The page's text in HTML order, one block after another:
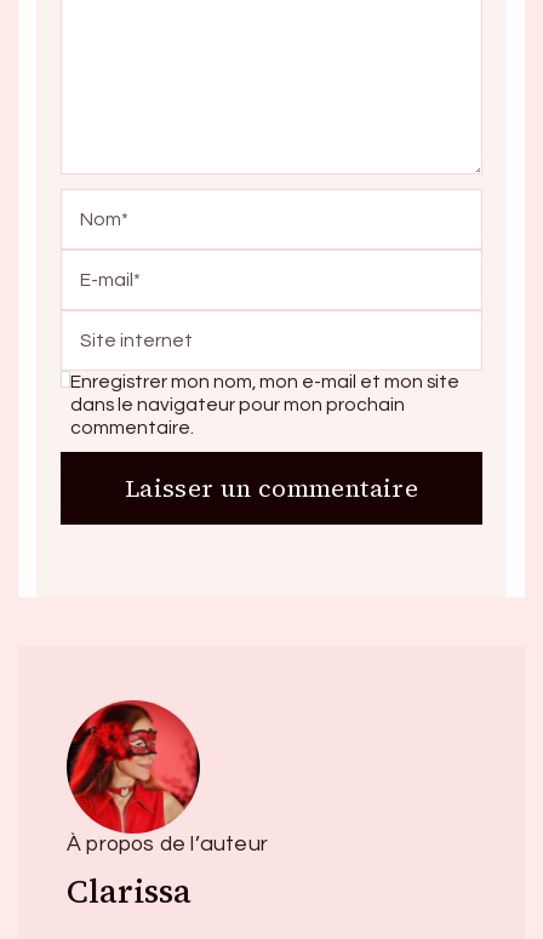
Enregistrer mon nom, mon e-mail et mon site
dans le navigateur pour mon prochain
commentaire.
À propos de l’auteur
Clarissa